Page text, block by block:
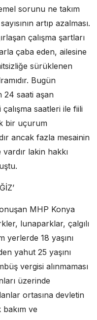
sorunu ne takım
artıp azalması.
çalışma şartları
çaba eden, ailesine
sürüklenen
Bugün
24 saati aşan
çalışma saatleri ile fiili
bir uçurum
ancak fazla mesainin
vardır lakin hakkı
MHP Konya
lunaparklar, çalgılı
yerlerde 18 yaşını
yahut 25 yaşını
vergisi alınmaması
üzerinde
ortasına devletin
ve